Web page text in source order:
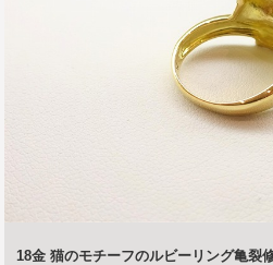
18金 猫のモチーフのルビーリング亀裂